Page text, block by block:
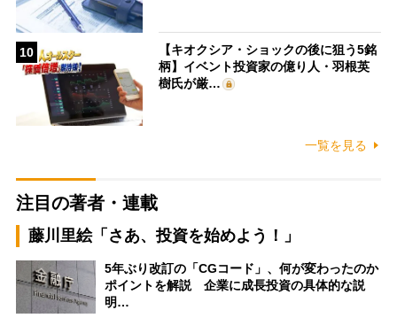
10
【キオクシア・ショックの後に狙う5銘
柄】イベント投資家の億り人・羽根英
樹氏が厳…
一覧を見る
注目の著者・連載
藤川里絵「さあ、投資を始めよう！」
5年ぶり改訂の「CGコード」、何が変わったのか
ポイントを解説 企業に成長投資の具体的な説
明…